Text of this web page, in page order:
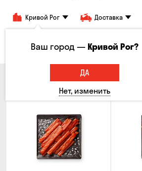
Кривой Рог Доставка
Все товары Мясо Рыба
Ваш город —Кривой Рог?
ДА
Нет, изменить